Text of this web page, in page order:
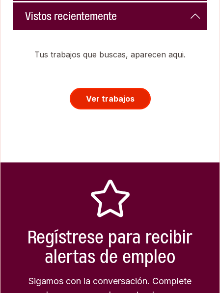
Vistos recientemente
Tus trabajos que buscas, aparecen aqui.
Ver trabajos
Regístrese para recibir
alertas de empleo
Sigamos con la conversación. Complete